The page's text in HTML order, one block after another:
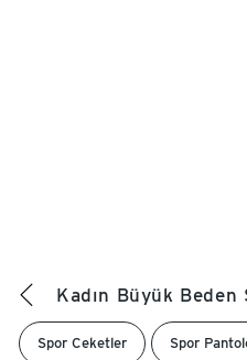
Kadın Büyük Beden
Spor Ceketler Spor